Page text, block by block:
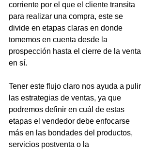
corriente por el que el cliente transita
para realizar una compra, este se
divide en etapas claras en donde
tomemos en cuenta desde la
prospección hasta el cierre de la venta
en sí.
Tener este flujo claro nos ayuda a pulir
las estrategias de ventas, ya que
podremos definir en cuál de estas
etapas el vendedor debe enfocarse
más en las bondades del productos,
servicios postventa o la